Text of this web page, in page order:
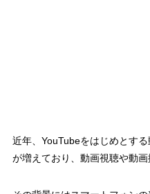
近年、YouTubeをはじめとす
が増えており、動画視聴や動